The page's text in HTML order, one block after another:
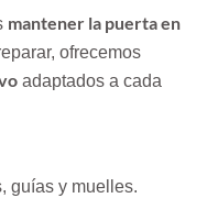
mantener la puerta en
ofrecemos
adaptados a cada
guías y muelles.